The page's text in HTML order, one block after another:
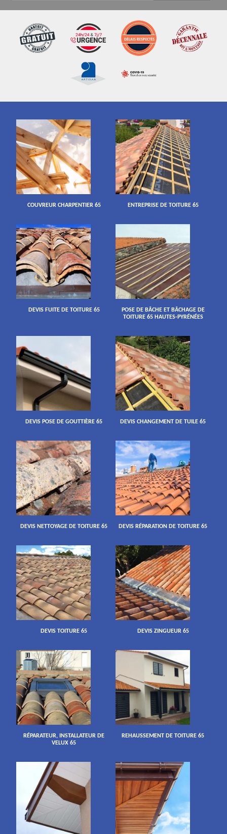
COUVREUR CHARPENTIER 65 ENTREPRISE DE TOITURE 65
DEVIS FUITE DE TOITURE 65
POSE DE BÂCHE ET BÂCHAGE DE
TOITURE 65 HAUTES-PYRÉNÉES
DEVIS POSE DE GOUTTIÈRE 65 DEVIS CHANGEMENT DE TUILE 65
DEVIS NETTOYAGE DE TOITURE 65 DEVIS RÉPARATION DE TOITURE 65
DEVIS TOITURE 65 DEVIS ZINGUEUR 65
RÉPARATEUR, INSTALLATEUR DE
VELUX 65
REHAUSSEMENT DE TOITURE 65